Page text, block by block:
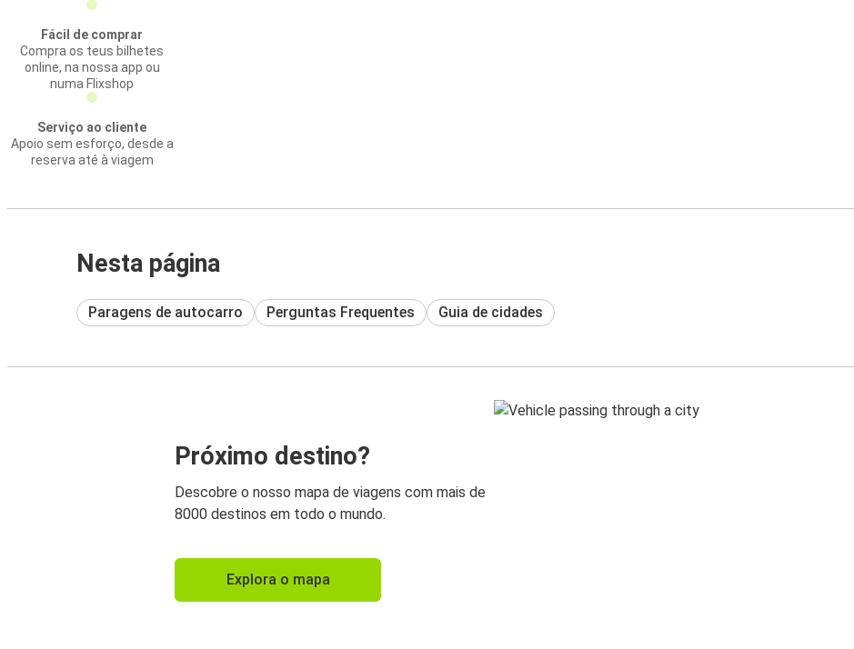
Fácil de comprar
Compra os teus bilhetes
online, na nossa app ou
numa Flixshop
Serviço ao cliente
Apoio sem esforço, desde a
reserva até à viagem
Nesta página
Paragens de autocarro Perguntas Frequentes Guia de cidades
Próximo destino?
Descobre o nosso mapa de viagens com mais de
8000 destinos em todo o mundo.
Explora o mapa